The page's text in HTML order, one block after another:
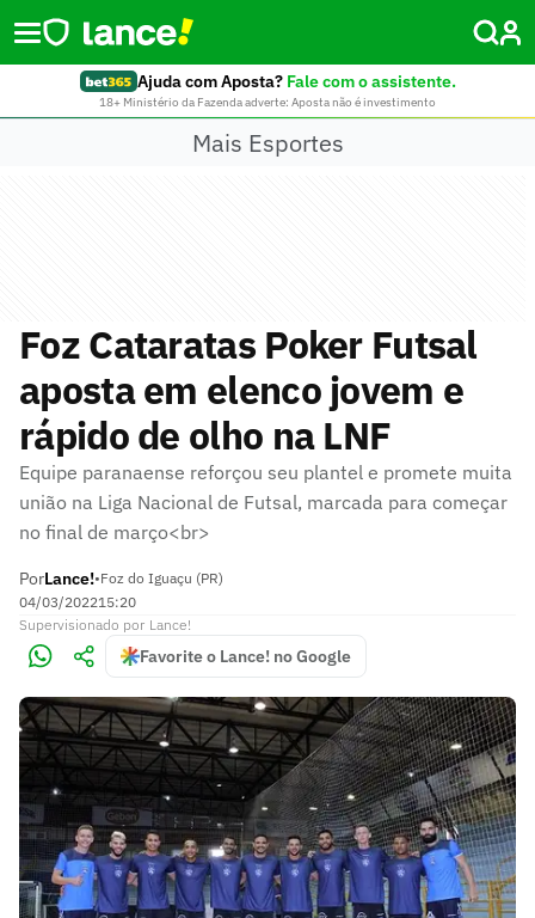
Ajuda com Aposta? Fale com o assistente.
18+ Ministério da Fazenda adverte: Aposta não é investimento
Mais Esportes
Foz Cataratas Poker Futsal
aposta em elenco jovem e
rápido de olho na LNF
Equipe paranaense reforçou seu plantel e promete muita
união na Liga Nacional de Futsal, marcada para começar
no final de março<br>
PorLance!•Foz do Iguaçu (PR)
04/03/202215:20
Supervisionado por Lance!
Favorite o Lance! no Google